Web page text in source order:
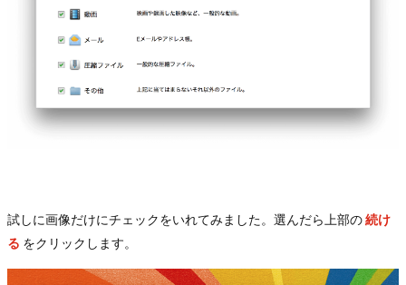
試しに画像だけにチェックをいれてみました。選んだら上部の続け
る をクリックします。